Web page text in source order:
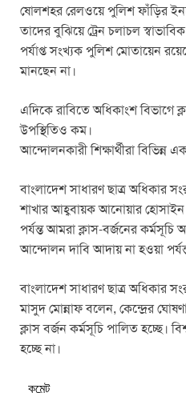
ষোলশহর রেলওয়ে পুলিশ ফাঁড়ির
তাদের বুঝিয়ে ট্রেন চলাচল
পর্যাপ্ত সংখ্যক পুলিশ মোতায়েন
মানছেন না।
এদিকে রাবিতে অধিকাংশ বিভাগে
উপস্থিতিও কম।
আন্দোলনকারী শিক্ষার্থীরা বিভিন্ন
বাংলাদেশ সাধারণ ছাত্র অধিকার
শাখার আহ্ববায়ক আনোয়ার হোসাইন
পর্যন্ত আমরা ক্লাস-বর্জনের
আন্দোলন দাবি আদায় না হওয়া
বাংলাদেশ সাধারণ ছাত্র অধিকার
মাসুদ মোন্নাফ বলেন, কেন্দ্রের
ক্লাস বর্জন কর্মসূচি পালিত হচ্ছে।
হচ্ছে না।
কমেন্ট